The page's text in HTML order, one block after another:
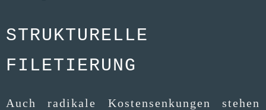
STRUKTURELLE
FILETIERUNG
Auch radi­ka­le Kos­ten­sen­kun­gen ste­hen